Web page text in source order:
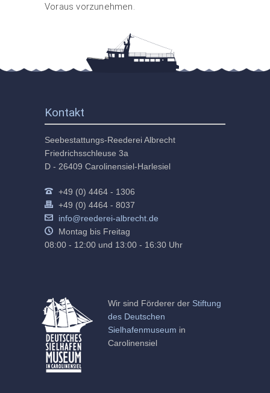
Voraus vorzunehmen.
Kontakt
Seebestattungs-Reederei Albrecht
Friedrichsschleuse 3a
D - 26409 Carolinensiel-Harlesiel
+49 (0) 4464 - 1306
+49 (0) 4464 - 8037
info@reederei-albrecht.de
Montag bis Freitag
08:00 - 12:00 und 13:00 - 16:30 Uhr
Wir sind Förderer der Stiftung
des Deutschen
Sielhafenmuseum in
Carolinensiel